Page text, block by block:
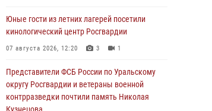
Юные гости из летних лагерей посетили
кинологический центр Росгвардии
07 августа 2026, 12:20 3 1
Представители ФСБ России по Уральскому
округу Росгвардии и ветераны военной
контрразведки почтили память Николая